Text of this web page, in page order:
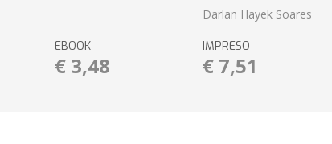
EBOOK
€ 3,48
Darlan Hayek Soares
IMPRESO
€ 7,51